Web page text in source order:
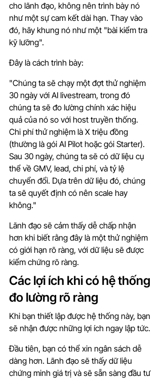
cho lãnh đạo, không nên trình bày nó
như một sự cam kết dài hạn. Thay vào
đó, hãy khung nó như một "bài kiểm tra
kỹ lưỡng".
Đây là cách trình bày:
"Chúng ta sẽ chạy một đợt thử nghiệm
30 ngày với AI livestream, trong đó
chúng ta sẽ đo lường chính xác hiệu
quả của nó so với host truyền thống.
Chi phí thử nghiệm là X triệu đồng
(thường là gói AI Pilot hoặc gói Starter).
Sau 30 ngày, chúng ta sẽ có dữ liệu cụ
thể về GMV, lead, chi phí, và tỷ lệ
chuyển đổi. Dựa trên dữ liệu đó, chúng
ta sẽ quyết định có nên scale hay
không."
Lãnh đạo sẽ cảm thấy dễ chấp nhận
hơn khi biết rằng đây là một thử nghiệm
có giới hạn rõ ràng, với dữ liệu sẽ được
kiểm chứng rõ ràng.
Các lợi ích khi có hệ thống
đo lường rõ ràng
Khi bạn thiết lập được hệ thống này, bạn
sẽ nhận được những lợi ích ngay lập tức.
Đầu tiên, bạn có thể xin ngân sách dễ
dàng hơn. Lãnh đạo sẽ thấy dữ liệu
chứng minh giá trị và sẽ sẵn sàng đầu tư